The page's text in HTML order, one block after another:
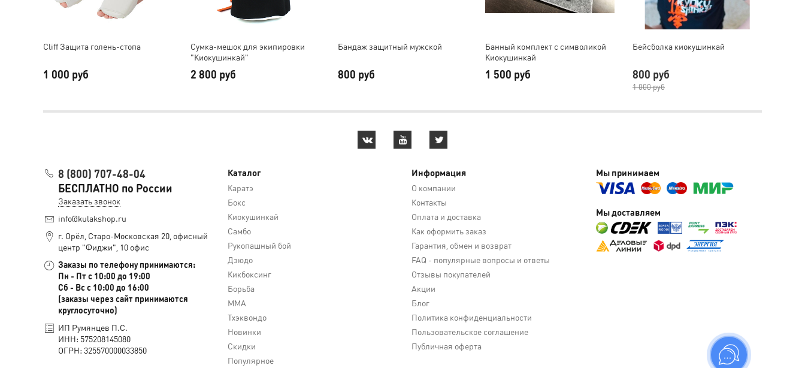
Cliff Защита голень-стопа
1 000 руб
Cумка-мешок для экипировки
"Киокушинкай"
2 800 руб
Бандаж защитный мужской
800 руб
Банный комплект с символикой
Киокушинкай
1 500 руб
Бейсболка киокушинкай
800 руб
1 000 руб
Каталог
Каратэ
Бокс
Киокушинкай
Самбо
Рукопашный бой
Дзюдо
Кикбоксинг
Борьба
MMA
Тхэквондо
Новинки
Скидки
Популярное
Информация
О компании
Контакты
Оплата и доставка
Как оформить заказ
Гарантия, обмен и возврат
FAQ - популярные вопросы и ответы
Отзывы покупателей
Акции
Блог
Политика конфиденциальности
Пользовательское соглашение
Публичная оферта
Мы принимаем
Мы доставляем
8 (800) 707-48-04
БЕСПЛАТНО по России
Заказать звонок
info@kulakshop.ru
г. Орёл, Старо-Московская 20, офисный
центр "Фиджи", 10 офис
Заказы по телефону принимаются:
Пн - Пт с 10:00 до 19:00
Сб - Вс с 10:00 до 16:00
(заказы через сайт принимаются
круглосуточно)
ИП Румянцев П.С.
ИНН: 575208145080
ОГРН: 325570000033850